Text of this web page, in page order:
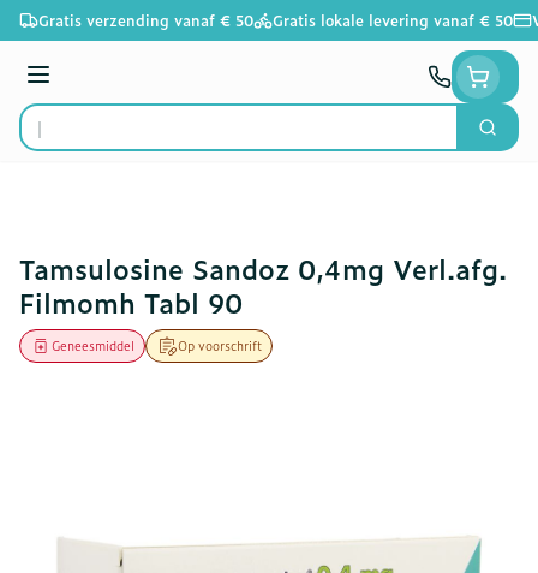
Ga naar de inhoud
Gratis verzending vanaf € 50 Gratis lokale levering vanaf € 50
Menu
Product, merk, categorie...
Zoek
Tamsulosine Sandoz 0,4mg Verl.afg.
Filmomh Tabl 90
Op voorschrift
Geneesmiddel